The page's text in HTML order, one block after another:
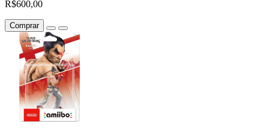
R$600,00
Comprar